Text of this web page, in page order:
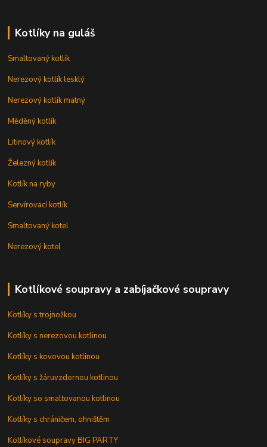
Kotlíky na guláš
Smaltovaný kotlík
Nerezový kotlík lesklý
Nerezový kotlík matný
Měděný kotlík
Litinový kotlík
Železný kotlík
Kotlík na ryby
Servírovací kotlík
Smaltovaný kotel
Nerezový kotel
Kotlíkové soupravy a zabíjačkové soupravy
Kotlíky s trojnožkou
Kotlíky s nerezovou kotlinou
Kotlíky s kovovou kotlinou
Kotlíky s žáruvzdornou kotlinou
Kotlíky so smaltovanou kotlinou
Kotlíky s chráničem, ohništěm
Kotlíkové soupravy BIG PARTY